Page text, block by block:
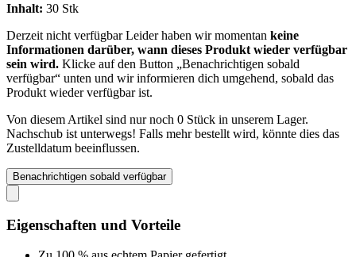
Inhalt: 30 Stk
Derzeit nicht verfügbarLeider haben wir momentan keine
Informationen darüber, wann dieses Produkt wieder verfügbar
sein wird. Klicke auf den Button „Benachrichtigen sobald
verfügbar“ unten und wir informieren dich umgehend, sobald das
Produkt wieder verfügbar ist.
Von diesem Artikel sind nur noch 0 Stück in unserem Lager.
Nachschub ist unterwegs! Falls mehr bestellt wird, könnte dies das
Zustelldatum beeinflussen.
Benachrichtigen sobald verfügbar
Eigenschaften und Vorteile